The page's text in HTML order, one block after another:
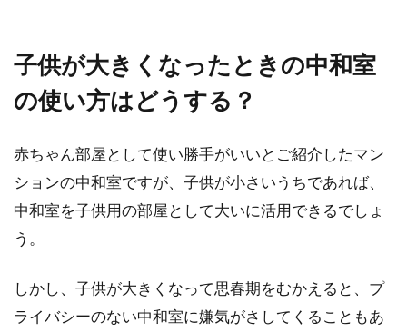
子供が大きくなったときの中和室
の使い方はどうする？
赤ちゃん部屋として使い勝手がいいとご紹介したマン
ションの中和室ですが、子供が小さいうちであれば、
中和室を子供用の部屋として大いに活用できるでしょ
う。
しかし、子供が大きくなって思春期をむかえると、プ
ライバシーのない中和室に嫌気がさしてくることもあ